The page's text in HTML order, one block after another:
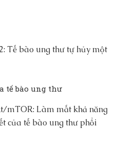
Tế bào ung thư tự hủy một
tế bào ung thư
mTOR: Làm mất khả năng
của tế bào ung thư phổi